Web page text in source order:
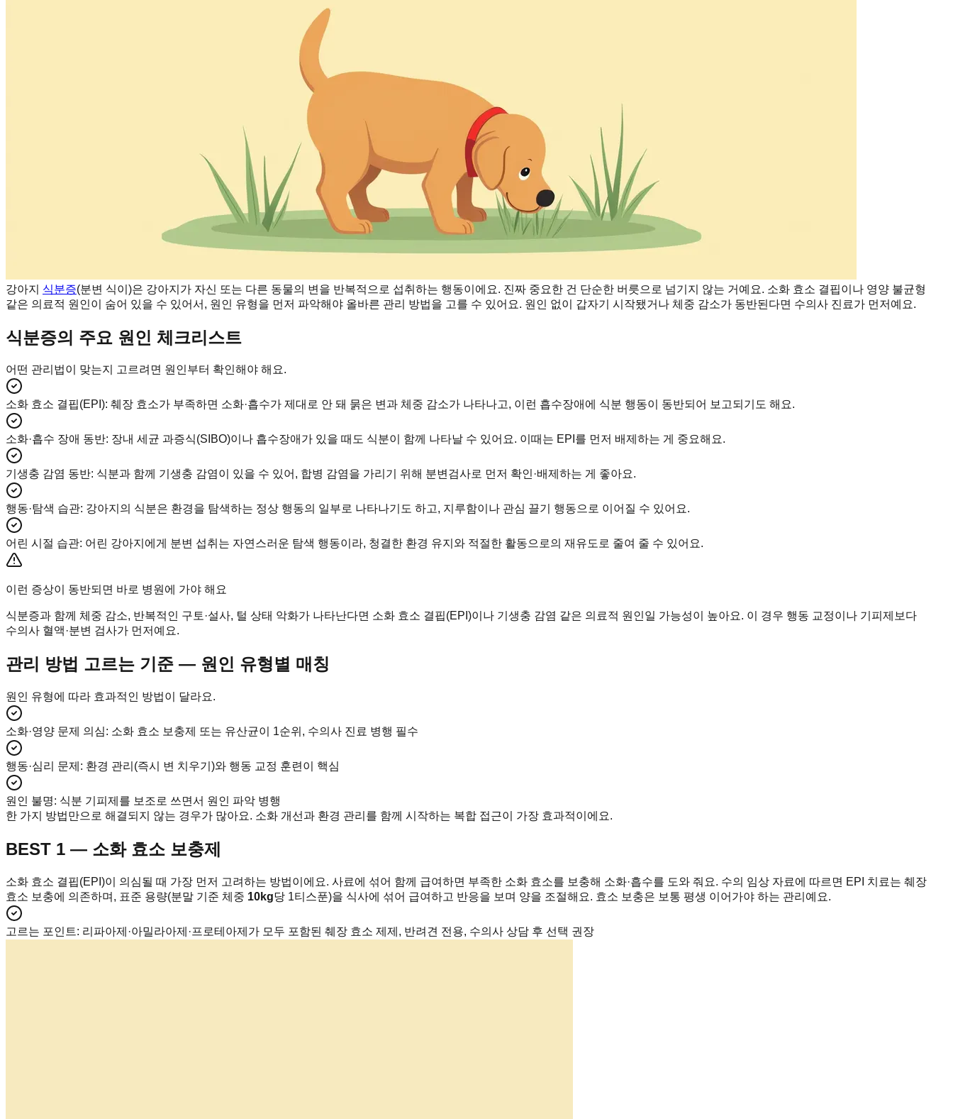
강아지 식분증(분변 식이)은 강아지가 자신 또는 다른 동물의 변을 반복적으로 섭취하는 행동이에요. 진짜 중요한 건 단순한 버릇으로 넘기지 않는 거예요. 소화 효소 결핍이나 영양 불균형
같은 의료적 원인이 숨어 있을 수 있어서, 원인 유형을 먼저 파악해야 올바른 관리 방법을 고를 수 있어요. 원인 없이 갑자기 시작됐거나 체중 감소가 동반된다면 수의사 진료가 먼저예요.
식분증의 주요 원인 체크리스트
어떤 관리법이 맞는지 고르려면 원인부터 확인해야 해요.
소화 효소 결핍(EPI): 췌장 효소가 부족하면 소화·흡수가 제대로 안 돼 묽은 변과 체중 감소가 나타나고, 이런 흡수장애에 식분 행동이 동반되어 보고되기도 해요.
소화·흡수 장애 동반: 장내 세균 과증식(SIBO)이나 흡수장애가 있을 때도 식분이 함께 나타날 수 있어요. 이때는 EPI를 먼저 배제하는 게 중요해요.
기생충 감염 동반: 식분과 함께 기생충 감염이 있을 수 있어, 합병 감염을 가리기 위해 분변검사로 먼저 확인·배제하는 게 좋아요.
행동·탐색 습관: 강아지의 식분은 환경을 탐색하는 정상 행동의 일부로 나타나기도 하고, 지루함이나 관심 끌기 행동으로 이어질 수 있어요.
어린 시절 습관: 어린 강아지에게 분변 섭취는 자연스러운 탐색 행동이라, 청결한 환경 유지와 적절한 활동으로의 재유도로 줄여 줄 수 있어요.
이런 증상이 동반되면 바로 병원에 가야 해요
식분증과 함께 체중 감소, 반복적인 구토·설사, 털 상태 악화가 나타난다면 소화 효소 결핍(EPI)이나 기생충 감염 같은 의료적 원인일 가능성이 높아요. 이 경우 행동 교정이나 기피제보다
수의사 혈액·분변 검사가 먼저예요.
관리 방법 고르는 기준 — 원인 유형별 매칭
원인 유형에 따라 효과적인 방법이 달라요.
소화·영양 문제 의심: 소화 효소 보충제 또는 유산균이 1순위, 수의사 진료 병행 필수
행동·심리 문제 : 환경 관리(즉시 변 치우기)와 행동 교정 훈련이 핵심
원인 불명: 식분 기피제를 보조로 쓰면서 원인 파악 병행
한 가지 방법만으로 해결되지 않는 경우가 많아요. 소화 개선과 환경 관리를 함께 시작하는 복합 접근이 가장 효과적이에요.
BEST 1 — 소화 효소 보충제
소화 효소 결핍(EPI)이 의심될 때 가장 먼저 고려하는 방법이에요. 사료에 섞어 함께 급여하면 부족한 소화 효소를 보충해 소화·흡수를 도와 줘요. 수의 임상 자료에 따르면 EPI 치료는 췌장
효소 보충에 의존하며, 표준 용량(분말 기준 체중 10kg당 1티스푼)을 식사에 섞어 급여하고 반응을 보며 양을 조절해요. 효소 보충은 보통 평생 이어가야 하는 관리예요.
고르는 포인트: 리파아제·아밀라아제·프로테아제가 모두 포함된 췌장 효소 제제, 반려견 전용, 수의사 상담 후 선택 권장